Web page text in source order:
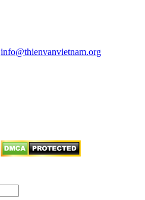
info@thienvanvietnam.org